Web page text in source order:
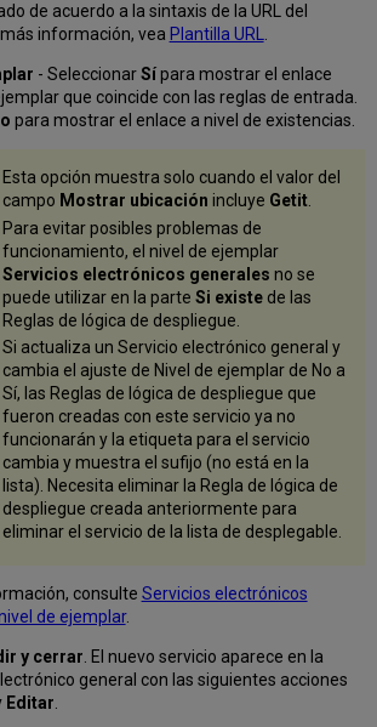
de acuerdo a la sintaxis de la URL del
información, vea Plantilla URL.
- SeleccionarSípara mostrar el enlace
que coincide con las reglas de entrada.
para mostrar el enlace a nivel de existencias.
Esta opción muestra solo cuando el valor del
campo Mostrar ubicación incluye Getit.
Para evitar posibles problemas de
funcionamiento, el nivel de ejemplar
Servicios electrónicos generales no se
puede utilizar en la parteSi existe de las
Reglas de lógica de despliegue.
Si actualiza un Servicio electrónico general y
cambia el ajuste de Nivel de ejemplar de No a
Sí, las Reglas de lógica de despliegue que
fueron creadas con este servicio ya no
funcionarán y la etiqueta para el servicio
cambia y muestra el sufijo (no está en la
lista). Necesita eliminar la Regla de lógica de
despliegue creada anteriormente para
eliminar el servicio de la lista de desplegable.
consulte Servicios electrónicos
de ejemplar.
y cerrar . El nuevo servicio aparece en la
general con las siguientes acciones
Editar